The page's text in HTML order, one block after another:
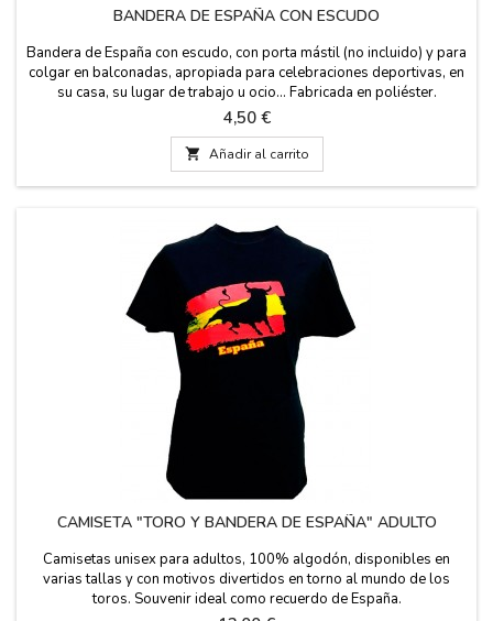
BANDERA DE ESPAÑA CON ESCUDO
Bandera de España con escudo, con porta mástil (no incluido) y para
colgar en balconadas, apropiada para celebraciones deportivas, en
su casa, su lugar de trabajo u ocio... Fabricada en poliéster.
Medidas: 150 x 90 cm (Grande) 60 x 90 cm (Pequeña) 120 x 180 cm
(Muy grande)
Precio
4,50 €
 Añadir al carrito
CAMISETA "TORO Y BANDERA DE ESPAÑA" ADULTO
Camisetas unisex para adultos, 100% algodón, disponibles en
varias tallas y con motivos divertidos en torno al mundo de los
toros. Souvenir ideal como recuerdo de España.